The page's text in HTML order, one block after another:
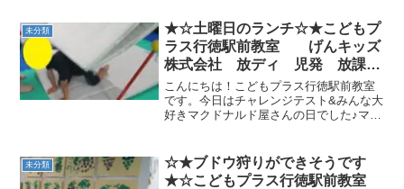
未分類
★☆土曜日のランチ☆★こどもプ
ラス行徳駅前教室 げんキッズ
株式会社 放ディ 児発 放課後
等デイサービス 児童発達支援事
業 無料送迎 発達障害 運動
療育 行徳 行徳駅前 南行徳
こんにちは！こどもプラス行徳駅前教室
です。今日はチャレンジテスト&みんな大
好きマクドナルド屋さんの日でした♪マッ
勢でバランスを取ることで体幹が強化さ
れていきます。頑張っ...
未分類
☆★ブドウ狩りができそうです
★☆こどもプラス行徳駅前教室